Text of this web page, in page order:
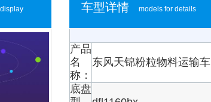
车型详情 models for details
产品
名
称：
东风天锦粉粒物料运输车
底盘